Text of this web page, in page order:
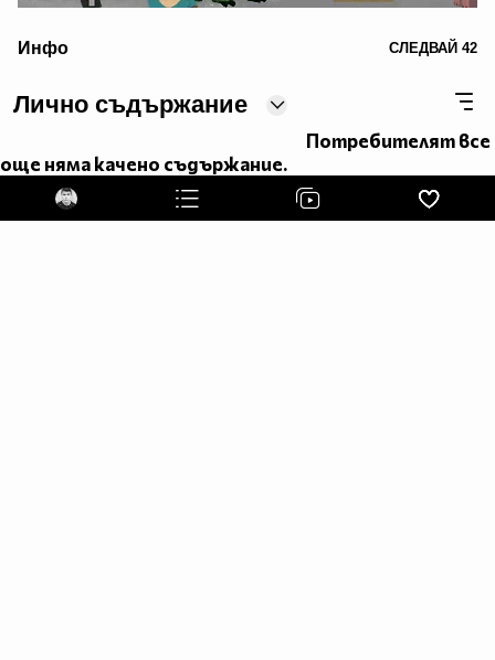
Emolicious xDD skype: desitios
Инфо СЛЕДВАЙ 42
Лично съдържание
Потребителят все
още няма качено съдържание.